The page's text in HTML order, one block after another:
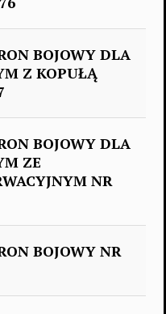
BOJOWY DLA
Z KOPUŁĄ
BOJOWY DLA
ZE
NR
BOJOWY NR